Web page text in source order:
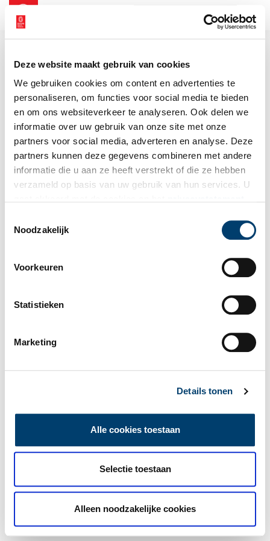
Deze website maakt gebruik van cookies
We gebruiken cookies om content en advertenties te
personaliseren, om functies voor social media te bieden
en om ons websiteverkeer te analyseren. Ook delen we
informatie over uw gebruik van onze site met onze
partners voor social media, adverteren en analyse. Deze
partners kunnen deze gegevens combineren met andere
informatie die u aan ze heeft verstrekt of die ze hebben
verzameld op basis van uw gebruik van hun services. U
Noodzakelijk
Voorkeuren
Statistieken
Marketing
Details tonen
Alle cookies toestaan
Selectie toestaan
Alleen noodzakelijke cookies